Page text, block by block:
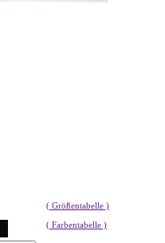
( Größentabelle )
( Farbentabelle )